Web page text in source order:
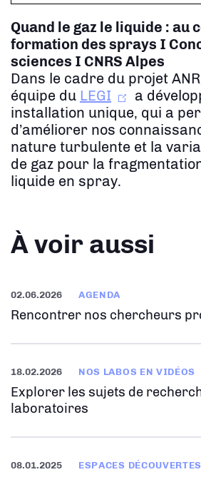
Quand le gaz le liquide : au
formation des sprays I
sciences I CNRS Alpes
Dans le cadre du projet
équipe du LEGI
a
installation unique, qui a
d’améliorer nos
nature turbulente et la
de gaz pour la
liquide en spray.
À voir aussi
02.06.2026 AGENDA
Rencontrer nos chercheurs
18.02.2026 NOS LABOS EN VIDÉOS
Explorer les sujets de
laboratoires
08.01.2025 ESPACES DÉCOUVERTES